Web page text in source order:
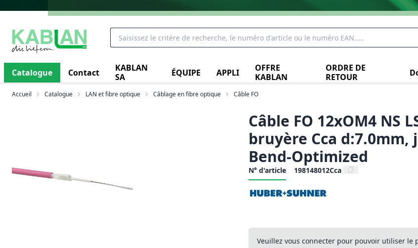
Catalogue Contact
KABLAN
SA
ÉQUIPE APPLI
OFFRE
KABLAN
ORDRE DE
RETOUR
Accueil Catalogue LAN et fibre optique Câblage en fibre optique Câble FO
Câble FO 12xOM4 NS
bruyère Cca d:7.0mm,
Bend-Optimized
N° d'article 198148012Cca
Veuillez vous connecter pour pouvoir utiliser le